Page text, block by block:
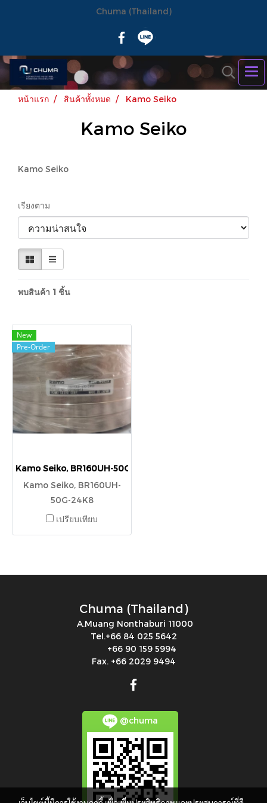
Chuma (Thailand)
หน้าแรก สินค้าทั้งหมด Kamo Seiko
Kamo Seiko
Kamo Seiko
เรียงตาม
พบสินค้า 1 ชิ้น
New
Pre-Order
Kamo Seiko, BR160UH-50G-24K8
Kamo Seiko, BR160UH-
50G-24K8
เปรียบเทียบ
Chuma (Thailand)
A.Muang Nonthaburi 11000
Tel.+66 84 025 5642
+66 90 159 5994
Fax. +66 2029 9494
@chuma